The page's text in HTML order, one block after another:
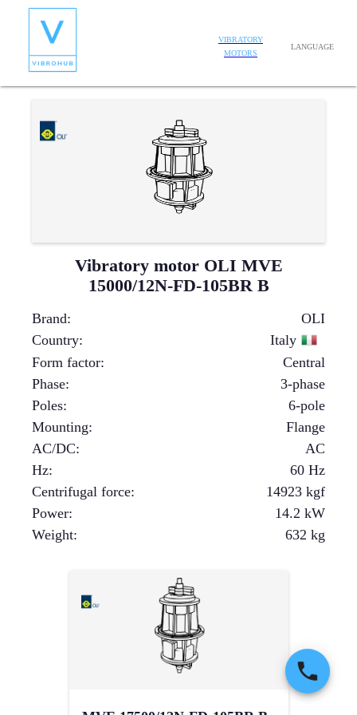
VIBRATORY
MOTORS
LANGUAGE
Vibratory motor OLI MVE
15000/12N-FD-105BR B
Brand:
OLI
Country:
Italy
Form factor:
Central
Phase:
3-phase
Poles:
6-pole
Mounting:
Flange
AC/DC:
AC
Hz:
60 Hz
Centrifugal force: 14923 kgf
Power: 14.2 kW
Weight: 632 kg